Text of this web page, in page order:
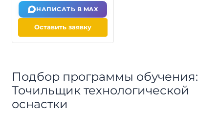
НАПИСАТЬ В MAX
Оставить заявку
Подбор программы обучения:
Точильщик технологической
оснастки